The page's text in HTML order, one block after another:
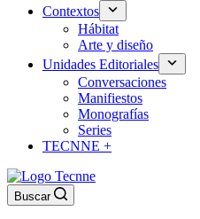
Contextos
Hábitat
Arte y diseño
Unidades Editoriales
Conversaciones
Manifiestos
Monografías
Series
TECNNE +
Buscar